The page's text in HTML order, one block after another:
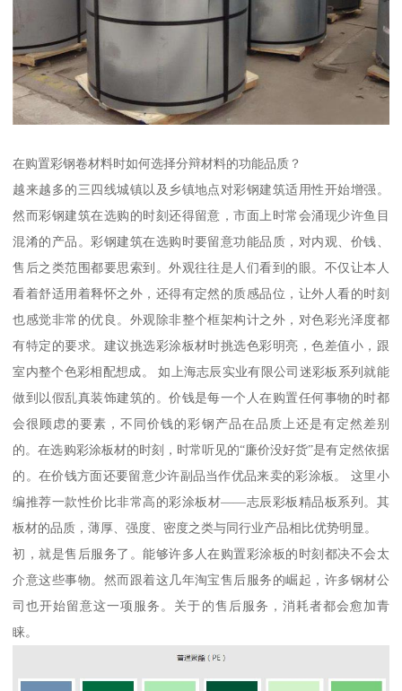
在购置彩钢卷材料时如何选择分辩材料的功能品质？
越来越多的三四线城镇以及乡镇地点对彩钢建筑适用性开始增强。
然而彩钢建筑在选购的时刻还得留意，市面上时常会涌现少许鱼目
混淆的产品。彩钢建筑在选购时要留意功能品质，对内观、价钱、
售后之类范围都要思索到。外观往往是人们看到的眼。不仅让本人
看着舒适用着释怀之外，还得有定然的质感品位，让外人看的时刻
也感觉非常的优良。外观除非整个框架构计之外，对色彩光泽度都
有特定的要求。建议挑选彩涂板材时挑选色彩明亮，色差值小，跟
室内整个色彩相配想成。 如上海志辰实业有限公司迷彩板系列就能
做到以假乱真装饰建筑的。价钱是每一个人在购置任何事物的时都
会很顾虑的要素，不同价钱的彩钢产品在品质上还是有定然差别
的。在选购彩涂板材的时刻，时常听见的“廉价没好货”是有定然依据
的。在价钱方面还要留意少许副品当作优品来卖的彩涂板。 这里小
编推荐一款性价比非常高的彩涂板材——志辰彩板精品板系列。其
板材的品质，薄厚、强度、密度之类与同行业产品相比优势明显。
初，就是售后服务了。能够许多人在购置彩涂板的时刻都决不会太
介意这些事物。然而跟着这几年淘宝售后服务的崛起，许多钢材公
司也开始留意这一项服务。关于的售后服务，消耗者都会愈加青
睐。